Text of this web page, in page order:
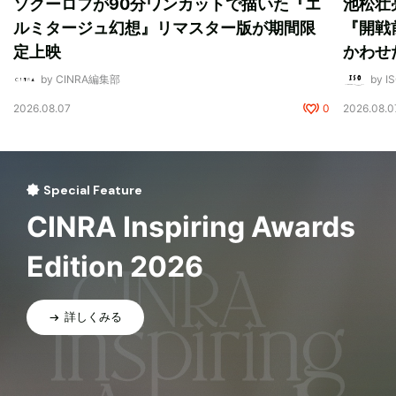
ソクーロフが90分ワンカットで描いた『エ
ルミタージュ幻想』リマスター版が期間限
定上映
by CINRA編集部
2026.08.07 0
池松壮
『開
かわせ
by
Special Feature
CINRA Inspiring Awards
Edition 2026
詳しくみる